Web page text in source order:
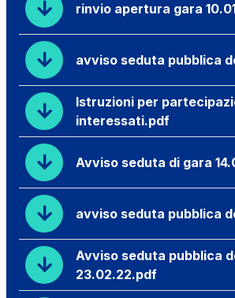
rinvio apertura gara
avviso seduta pubblica
Istruzioni per
interessati.pdf
Avviso seduta di gara
avviso seduta pubblica
Avviso seduta pubblica
23.02.22.pdf